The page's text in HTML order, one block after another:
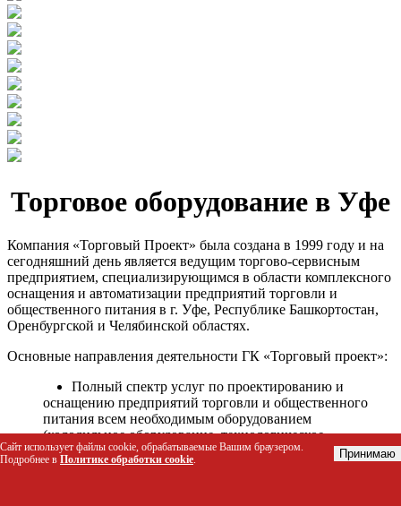
Торговое оборудование в Уфе
Компания «Торговый Проект» была создана в 1999 году и на
сегодняшний день является ведущим торгово-сервисным
предприятием, специализирующимся в области комплексного
оснащения и автоматизации предприятий торговли и
общественного питания в г. Уфе, Республике Башкортостан,
Оренбургской и Челябинской областях.
Основные направления деятельности ГК «Торговый проект»:
Полный спектр услуг по проектированию и
оснащению предприятий торговли и общественного
питания всем необходимым оборудованием
(холодильное оборудование, технологическое
оборудование, стеллажное оборудование и т.д.);
Автоматизация торговых процессов и внедрения
Сайт использует файлы cookie, обрабатываемые Вашим браузером.
Подробнее в Политике обработки cookie. Принимаю